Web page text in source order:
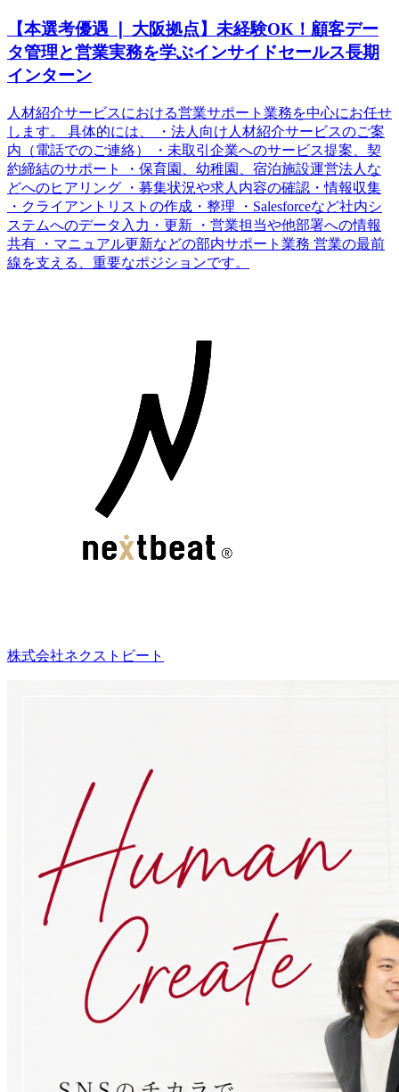
【本選考優遇 ❘ 大阪拠点】未経験OK！顧客デー
タ管理と営業実務を学ぶインサイドセールス長期
インターン
人材紹介サービスにおける営業サポート業務を中心にお任せ
します。 具体的には、 ・法人向け人材紹介サービスのご案
内（電話でのご連絡） ・未取引企業へのサービス提案、契
約締結のサポート ・保育園、幼稚園、宿泊施設運営法人な
どへのヒアリング ・募集状況や求人内容の確認・情報収集
・クライアントリストの作成・整理 ・Salesforceなど社内シ
ステムへのデータ入力・更新 ・営業担当や他部署への情報
共有 ・マニュアル更新などの部内サポート業務 営業の最前
線を支える、重要なポジションです。
株式会社ネクストビート